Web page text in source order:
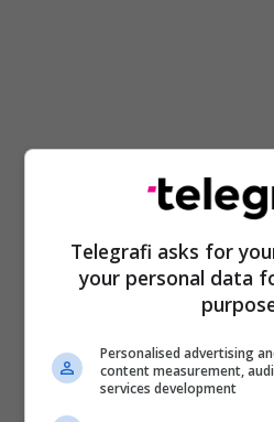
Telegrafi asks for
your personal data
Personalised advertising
content measurement,
services development